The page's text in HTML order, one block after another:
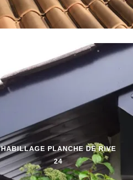
HABILLAGE PLANCHE DE RIVE
24